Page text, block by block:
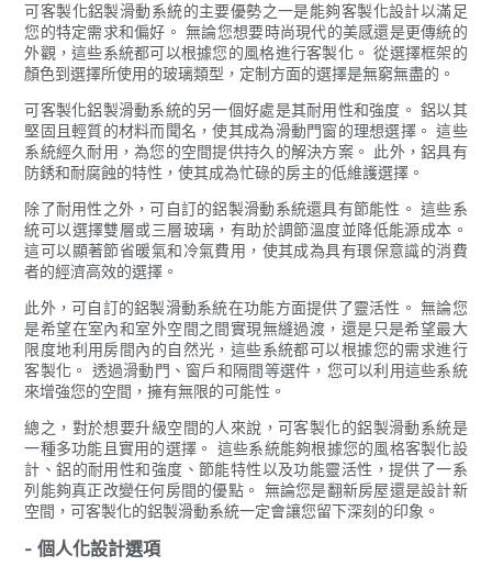
可客製化鋁製滑動系統的主要優勢之一是能夠客製化設計以滿足
您的特定需求和偏好。 無論您想要時尚現代的美感還是更傳統的
外觀，這些系統都可以根據您的風格進行客製化。 從選擇框架的
顏色到選擇所使用的玻璃類型，定制方面的選擇是無窮無盡的。
可客製化鋁製滑動系統的另一個好處是其耐用性和強度。 鋁以其
堅固且輕質的材料而聞名，使其成為滑動門窗的理想選擇。 這些
系統經久耐用，為您的空間提供持久的解決方案。 此外，鋁具有
防銹和耐腐蝕的特性，使其成為忙碌的房主的低維護選擇。
除了耐用性之外，可自訂的鋁製滑動系統還具有節能性。 這些系
統可以選擇雙層或三層玻璃，有助於調節溫度並降低能源成本。
這可以顯著節省暖氣和冷氣費用，使其成為具有環保意識的消費
者的經濟高效的選擇。
此外，可自訂的鋁製滑動系統在功能方面提供了靈活性。 無論您
是希望在室內和室外空間之間實現無縫過渡，還是只是希望最大
限度地利用房間內的自然光，這些系統都可以根據您的需求進行
客製化。 透過滑動門、窗戶和隔間等選件，您可以利用這些系統
來增強您的空間，擁有無限的可能性。
總之，對於想要升級空間的人來說，可客製化的鋁製滑動系統是
一種多功能且實用的選擇。 這些系統能夠根據您的風格客製化設
計、鋁的耐用性和強度、節能特性以及功能靈活性，提供了一系
列能夠真正改變任何房間的優點。 無論您是翻新房屋還是設計新
空間，可客製化的鋁製滑動系統一定會讓您留下深刻的印象。
- 個人化設計選項